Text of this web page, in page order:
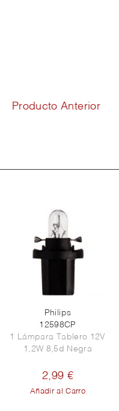
Producto Anterior
Philips
12598CP
1 Lámpara Tablero 12V
1,2W 8,5d Negra
2,99 €
Añadir al Carro